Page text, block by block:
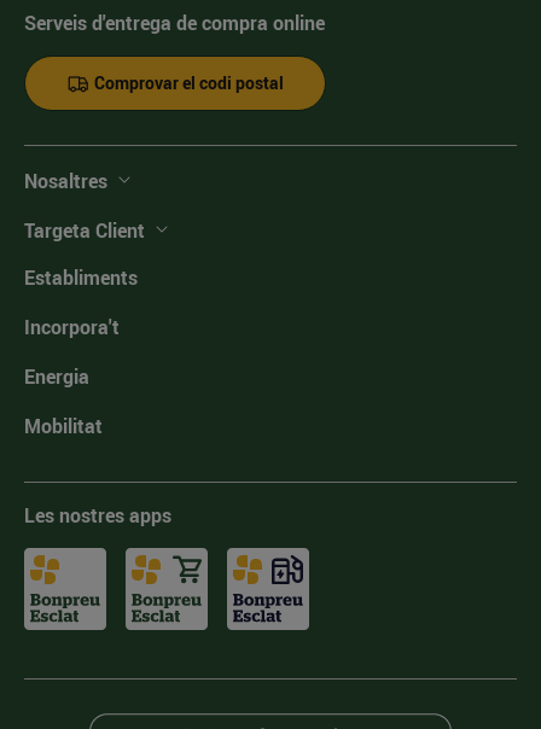
Serveis d'entrega de compra online
Comprovar el codi postal
Nosaltres
Targeta Client
Establiments
Incorpora't
Energia
Mobilitat
Les nostres apps